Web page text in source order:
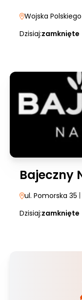
Wojska
Dzisiaj:zamknięte
Bajeczny
ul. Pomorska 35
Dzisiaj:zamknięte